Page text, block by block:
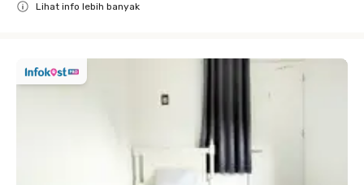
Lihat info lebih banyak